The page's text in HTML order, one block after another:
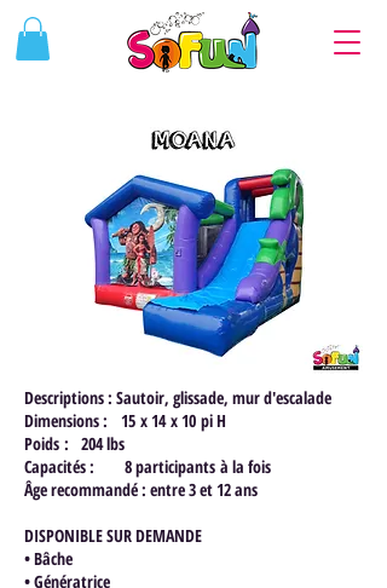
Descriptions : Sautoir, glissade, mur d'escalade
Dimensions : 15 x 14 x 10 pi H
Poids : 204 lbs
Capacités : 8 participants à la fois
Âge recommandé : entre 3 et 12 ans
DISPONIBLE SUR DEMANDE
• Bâche
• Génératrice